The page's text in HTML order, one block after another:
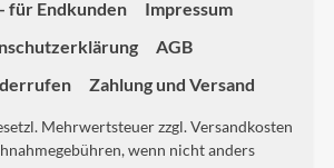
für Endkunden
Impressum
AGB
Zahlung und Versand
Mehrwertsteuer zzgl.Versandkosten
wenn nicht anders
anzeigen